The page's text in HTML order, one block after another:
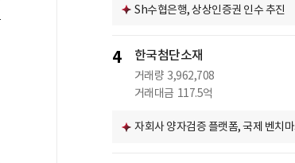
Sh수협은행, 상상인증권 인수 추진
4 한국첨단소재
거래량 3,962,708
거래대금 117.5억
자회사 양자검증 플랫폼, 국제 벤치